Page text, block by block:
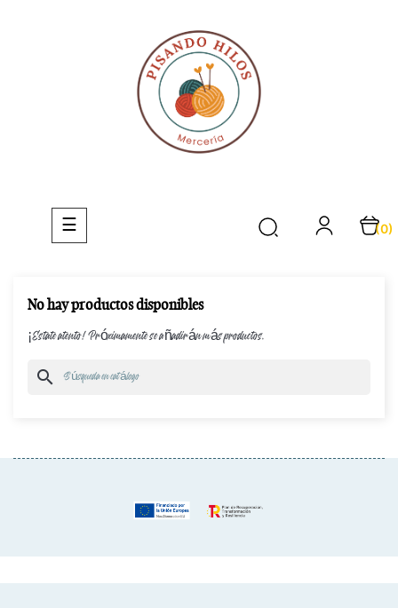
Navegación
de
☰ (0)
No hay productos disponibles
¡Estate atento! Próximamente se añadirán más productos.
search